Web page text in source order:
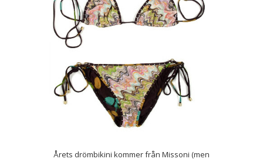
Årets drömbikini kommer från Missoni (men